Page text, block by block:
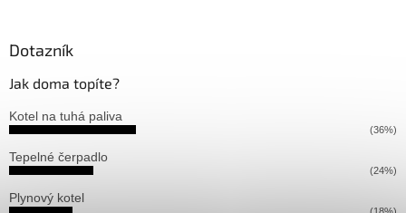
Dotazník
Jak doma topíte?
Kotel na tuhá paliva
(36%)
Tepelné čerpadlo
(24%)
Plynový kotel